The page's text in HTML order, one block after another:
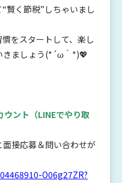
賢く節税”しちゃいまし
をスタートして、楽し
きましょう(*´ω｀*)💖
ウント （LINEでやり取
接応募＆問い合わせが
O06g27ZR?